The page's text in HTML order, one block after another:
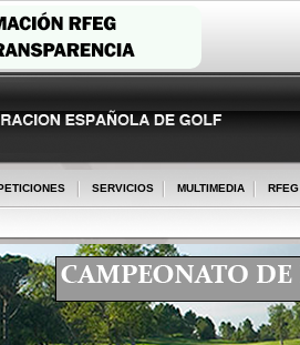
SERVICIOS MULTIMEDIA RFEG